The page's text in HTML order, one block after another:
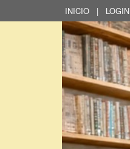
INICIO | LOGIN